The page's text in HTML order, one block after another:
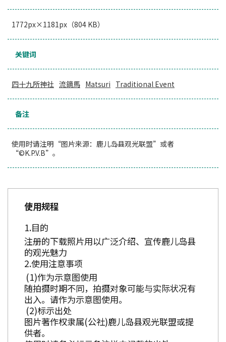
1772px×1181px（804 KB）
关键词
四十九所神社 流鏑馬 Matsuri Traditional Event
备注
使用时请注明“图片来源：鹿儿岛县观光联盟”或者
“©K.P.V.B”。
使用规程
目的
注册的下载照片用以广泛介绍、宣传鹿儿岛县
的观光魅力
使用注意事项
作为示意图使用
随拍摄时期不同，拍摄对象可能与实际状况有
出入。请作为示意图使用。
标示出处
图片著作权隶属(公社)鹿儿岛县观光联盟或提
供者。